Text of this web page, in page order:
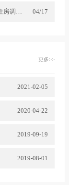
"2019中国住房发展高峰论坛暨西南财经大学住房调查与研究中心成立大会"圆满举行 04/17
更多>>
2021-02-05
2020-04-22
2019-09-19
2019-08-01